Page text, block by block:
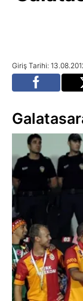
Giriş Tarihi: